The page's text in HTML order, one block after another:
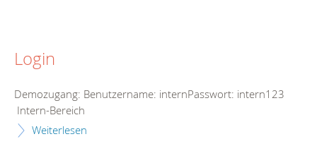
Login
Demozugang: Benutzername: internPasswort: intern123
Intern-Bereich
Weiterlesen